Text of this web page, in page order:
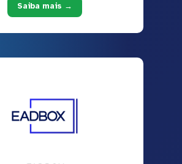
Saiba mais →